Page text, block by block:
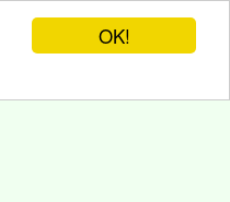
OK!